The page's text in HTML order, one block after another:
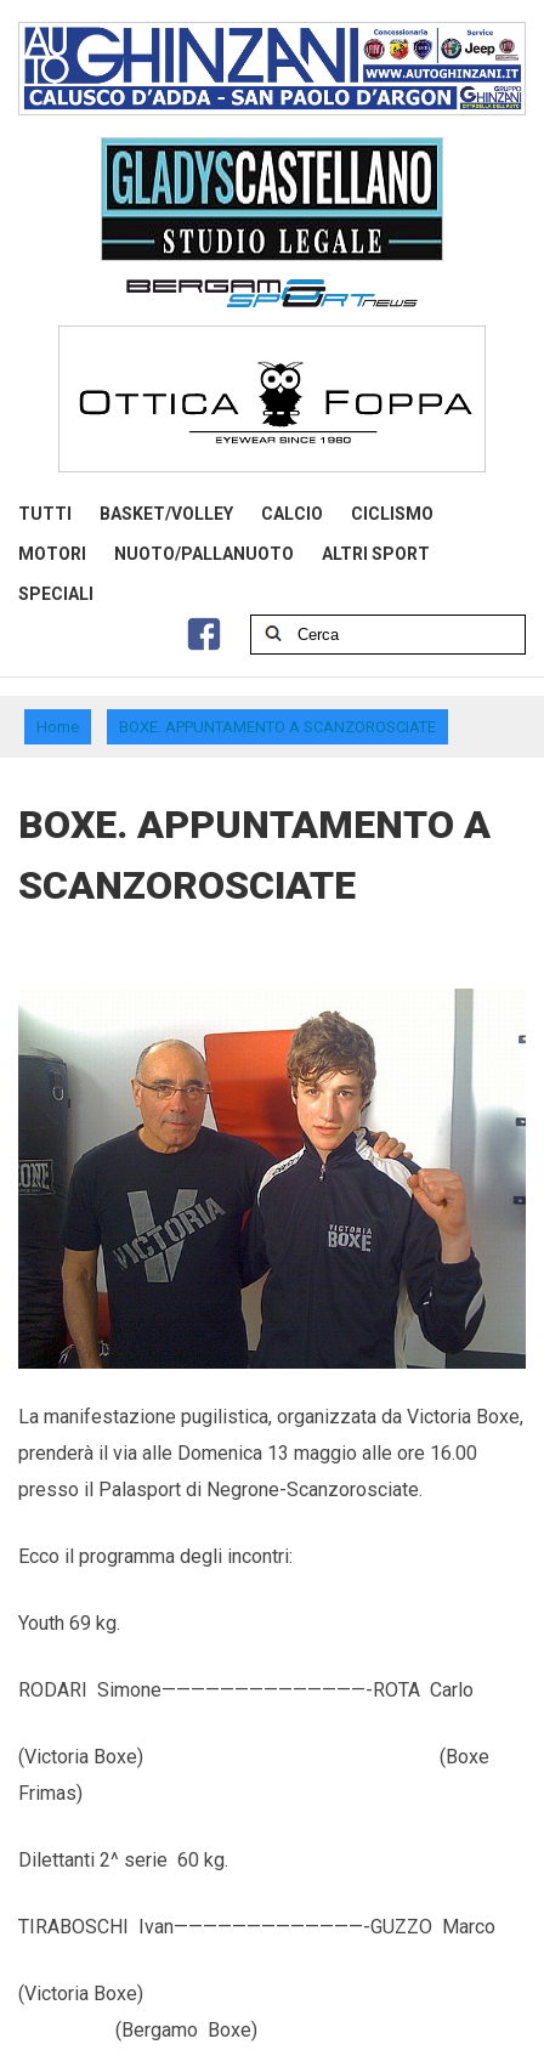
TUTTI BASKET/VOLLEY CALCIO CICLISMO
MOTORI NUOTO/PALLANUOTO ALTRI SPORT
SPECIALI
Home BOXE. APPUNTAMENTO A SCANZOROSCIATE
BOXE. APPUNTAMENTO A
SCANZOROSCIATE
La manifestazione pugilistica, organizzata da Victoria Boxe,
prenderà il via alle Domenica 13 maggio alle ore 16.00
presso il Palasport di Negrone-Scanzorosciate.
Ecco il programma degli incontri:
Youth 69 kg.
RODARI Simone——————————————-ROTA Carlo
(Victoria Boxe) (Boxe
Frimas)
Dilettanti 2^ serie 60 kg.
TIRABOSCHI Ivan—————————————-GUZZO Marco
(Victoria Boxe)
(Bergamo Boxe)